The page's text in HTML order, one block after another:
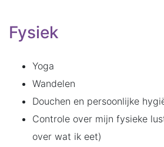
Fysiek
Yoga
Wandelen
Douchen en persoonlijke
Controle over mijn fysieke
over wat ik eet)